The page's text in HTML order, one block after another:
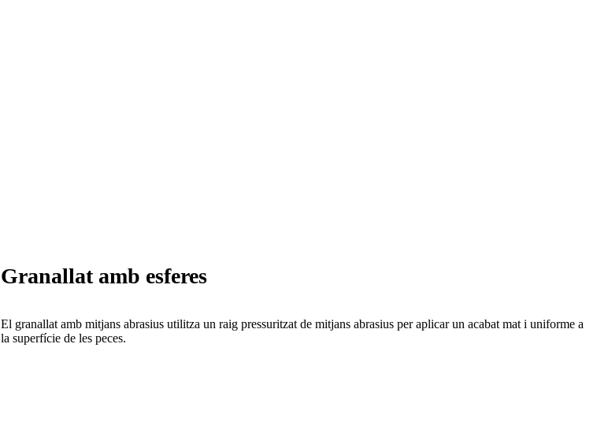
Granallat amb esferes
El granallat amb mitjans abrasius utilitza un raig pressuritzat de mitjans abrasius per aplicar un acabat mat i uniforme a
la superfície de les peces.